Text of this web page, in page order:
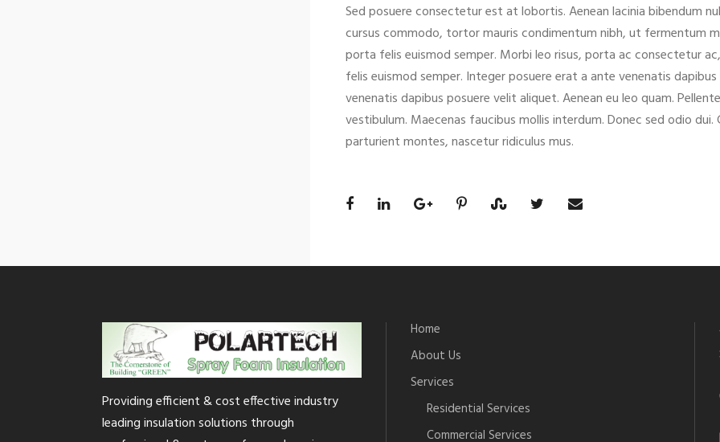
Sed posuere consectetur est at lobortis. Aenean lacinia bibendum
cursus commodo, tortor mauris condimentum nibh, ut fermentum
porta felis euismod semper. Morbi leo risus, porta ac consectetur
felis euismod semper. Integer posuere erat a ante venenatis
venenatis dapibus posuere velit aliquet. Aenean eu leo quam.
vestibulum. Maecenas faucibus mollis interdum. Donec sed odio
parturient montes, nascetur ridiculus mus.
Providing efficient & cost effective industry
leading insulation solutions through
Home
About Us
Services
Residential Services
Commercial Services